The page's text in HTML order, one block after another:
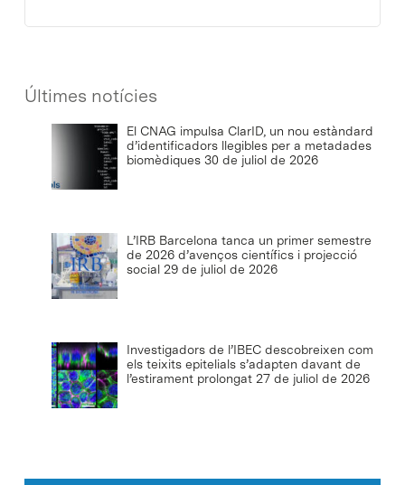
Últimes notícies
El CNAG impulsa ClarID, un nou estàndard
d’identificadors llegibles per a metadades
biomèdiques 30 de juliol de 2026
L’IRB Barcelona tanca un primer semestre
de 2026 d’avenços científics i projecció
social 29 de juliol de 2026
Investigadors de l’IBEC descobreixen com
els teixits epitelials s’adapten davant de
l’estirament prolongat 27 de juliol de 2026